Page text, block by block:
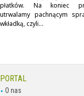
płatków. Na koniec
utrwalamy pachnącym
wkładką, czyli...
PORTAL
O nas